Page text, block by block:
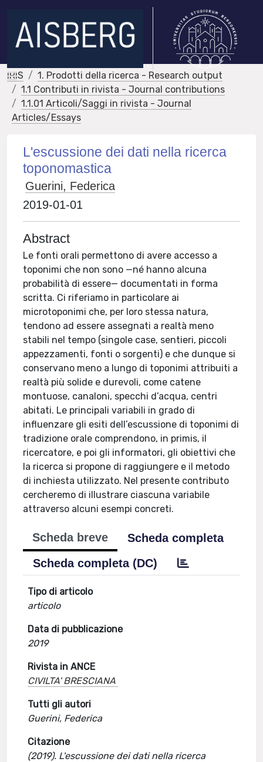
IRIS
1. Prodotti della ricerca - Research output
1.1 Contributi in rivista - Journal contributions
1.1.01 Articoli/Saggi in rivista - Journal
Articles/Essays
L'escussione dei dati nella ricerca
toponomastica
Guerini, Federica
2019-01-01
Abstract
Le fonti orali permettono di avere accesso a
toponimi che non sono —né hanno alcuna
probabilità di essere— documentati in forma
scritta. Ci riferiamo in particolare ai
microtoponimi che, per loro stessa natura,
tendono ad essere assegnati a realtà meno
stabili nel tempo (singole case, sentieri, piccoli
appezzamenti, fonti o sorgenti) e che dunque si
conservano meno a lungo di toponimi attribuiti a
realtà più solide e durevoli, come catene
montuose, canaloni, specchi d’acqua, centri
abitati. Le principali variabili in grado di
influenzare gli esiti dell’escussione di toponimi di
tradizione orale comprendono, in primis, il
ricercatore, e poi gli informatori, gli obiettivi che
la ricerca si propone di raggiungere e il metodo
di inchiesta utilizzato. Nel presente contributo
cercheremo di illustrare ciascuna variabile
attraverso alcuni esempi concreti.
Scheda breve
Scheda completa
Scheda completa (DC)
Tipo di articolo
articolo
Data di pubblicazione
2019
Rivista in ANCE
CIVILTA' BRESCIANA
Tutti gli autori
Guerini, Federica
Citazione
(2019). L'escussione dei dati nella ricerca